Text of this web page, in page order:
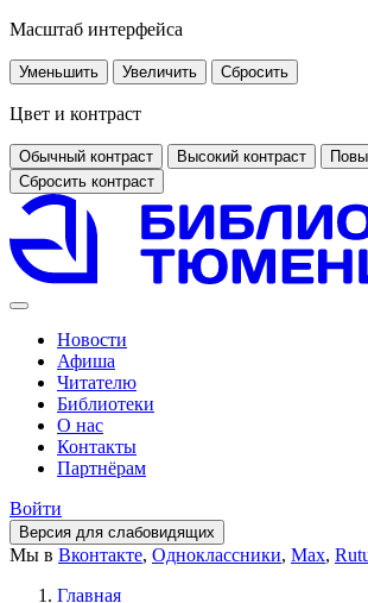
Масштаб интерфейса
Уменьшить Увеличить Сбросить
Цвет и контраст
Обычный контраст Высокий контраст
Сбросить контраст
Новости
Афиша
Читателю
Библиотеки
О нас
Контакты
Партнёрам
Войти
Версия для слабовидящих
Мы в Вконтакте, Одноклассники, Max,
Главная